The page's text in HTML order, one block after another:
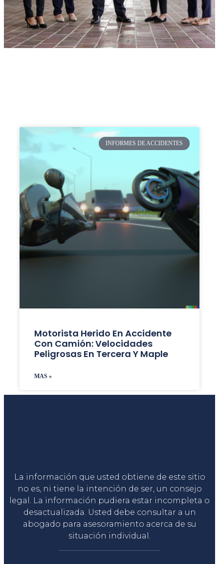
INFORMES DE ACCIDENTES
Motorista Herido En Accidente
Con Camión: Velocidades
Peligrosas En Tercera Y Maple
MAS »
La información que usted obtiene de este sitio
no es, ni tiene la intención de ser, un consejo
legal. La información pudiera estar incompleta o
desactualizada. Usted debe consultar a un
abogado para asesoramiento acerca de su
situación individual.